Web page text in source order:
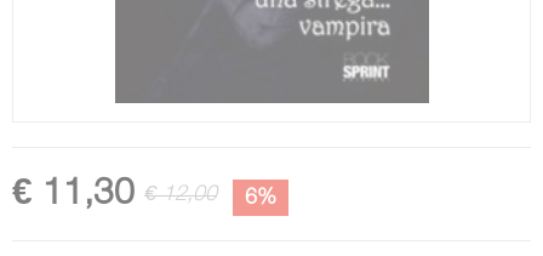
€ 11,30 € 12,00 6%